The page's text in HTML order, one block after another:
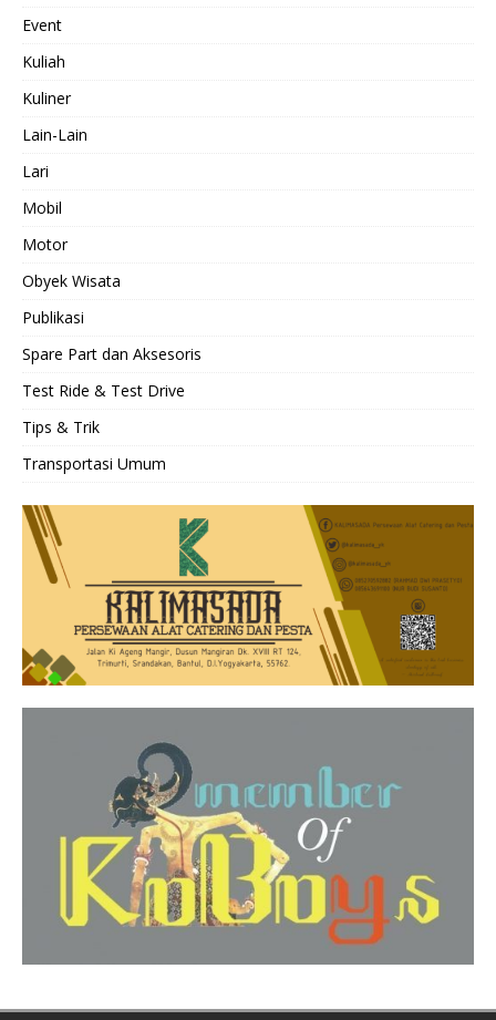
Event
Kuliah
Kuliner
Lain-Lain
Lari
Mobil
Motor
Obyek Wisata
Publikasi
Spare Part dan Aksesoris
Test Ride & Test Drive
Tips & Trik
Transportasi Umum